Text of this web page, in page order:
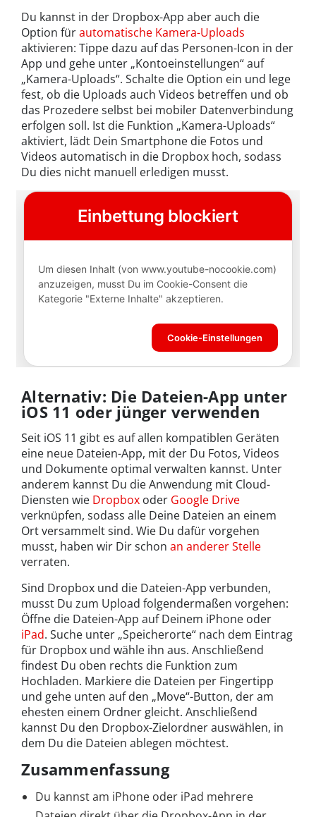
Du kannst in der Dropbox-App aber auch die
Option fürautomatische Kamera-Uploads
aktivieren: Tippe dazu auf das Personen-Icon in der
App und gehe unter „Kontoeinstellungen“ auf
„Kamera-Uploads“. Schalte die Option ein und lege
fest, ob die Uploads auch Videos betreffen und ob
das Prozedere selbst bei mobiler Datenverbindung
erfolgen soll. Ist die Funktion „Kamera-Uploads“
aktiviert, lädt Dein Smartphone die Fotos und
Videos automatisch in die Dropbox hoch, sodass
Du dies nicht manuell erledigen musst.
Alternativ: Die Dateien-App unter
iOS 11 oder jünger verwenden
Seit iOS 11 gibt es auf allen kompatiblen Geräten
eine neue Dateien-App, mit der Du Fotos, Videos
und Dokumente optimal verwalten kannst. Unter
anderem kannst Du die Anwendung mit Cloud-
Diensten wie Dropbox oder Google Drive
verknüpfen, sodass alle Deine Dateien an einem
Ort versammelt sind. Wie Du dafür vorgehen
musst, haben wir Dir schon an anderer Stelle
verraten.
Sind Dropbox und die Dateien-App verbunden,
musst Du zum Upload folgendermaßen vorgehen:
Öffne die Dateien-App auf Deinem iPhone oder
iPad. Suche unter „Speicherorte“ nach dem Eintrag
für Dropbox und wähle ihn aus. Anschließend
findest Du oben rechts die Funktion zum
Hochladen. Markiere die Dateien per Fingertipp
und gehe unten auf den „Move“-Button, der am
ehesten einem Ordner gleicht. Anschließend
kannst Du den Dropbox-Zielordner auswählen, in
dem Du die Dateien ablegen möchtest.
Zusammenfassung
Du kannst am iPhone oder iPad mehrere